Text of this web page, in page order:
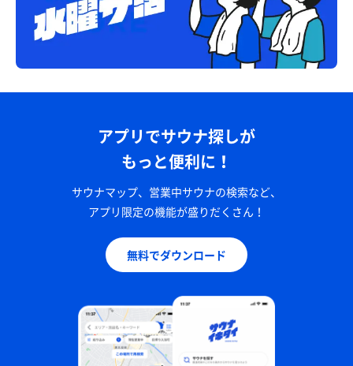
アプリでサウナ探しが
もっと便利に！
サウナマップ、営業中サウナの検索など、
アプリ限定の機能が盛りだくさん！
無料でダウンロード